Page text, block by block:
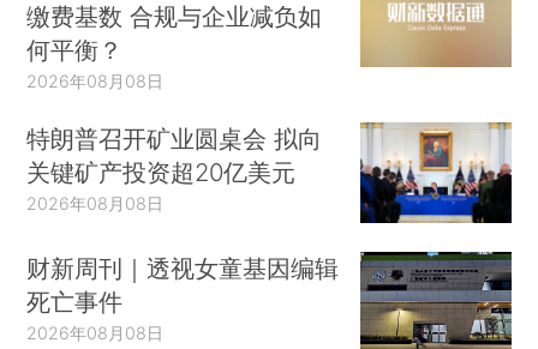
缴费基数 合规与企业减负如
何平衡？
2026年08月08日
特朗普召开矿业圆桌会 拟向
关键矿产投资超20亿美元
2026年08月08日
财新周刊｜透视女童基因编辑
死亡事件
2026年08月08日